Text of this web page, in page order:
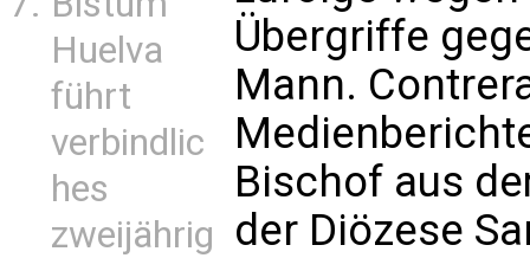
Huelva
führt
verbindlic
hes
zweijährig
Übergriffe
Mann.
Bischof aus
der Diözese